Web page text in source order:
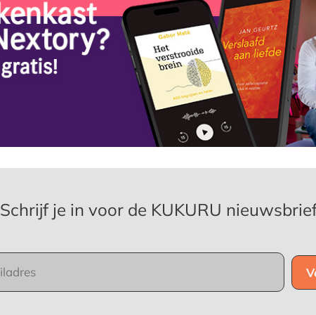
Schrijf je in voor de KUKURU